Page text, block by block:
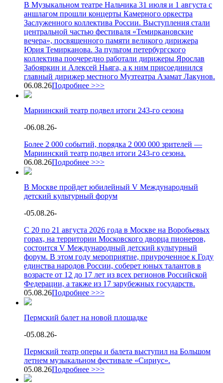
В Музыкальном театре Нальчика 31 июля и 1 августа с
аншлагом прошли концерты Камерного оркестра
Заслуженного коллектива России. Выступления стали
центральной частью фестиваля «Темиркановские
вечера», посвященного памяти великого дирижера
Юрия Темирканова. За пультом петербургского
коллектива поочередно работали дирижеры Ярослав
Забояркин и Алексей Ньяга, а к ним присоединился
главный дирижер местного Музтеатра Азамат Лакунов.
06.08.26Подробнее >>>
Мариинский театр подвел итоги 243-го сезона
-06.08.26-
Более 2 000 событий, порядка 2 000 000 зрителей —
Мариинский театр подвел итоги 243-го сезона.
06.08.26Подробнее >>>
В Москве пройдет юбилейный V Международный
детский культурный форум
-05.08.26-
С 20 по 21 августа 2026 года в Москве на Воробьевых
горах, на территории Московского дворца пионеров,
состоится V Международный детский культурный
форум. В этом году мероприятие, приуроченное к Году
единства народов России, соберет юных талантов в
возрасте от 12 до 17 лет из всех регионов Российской
Федерации, а также из 17 зарубежных государств.
05.08.26Подробнее >>>
Пермский балет на новой площадке
-05.08.26-
Пермский театр оперы и балета выступил на Большом
летнем музыкальном фестивале «Сириус».
05.08.26Подробнее >>>